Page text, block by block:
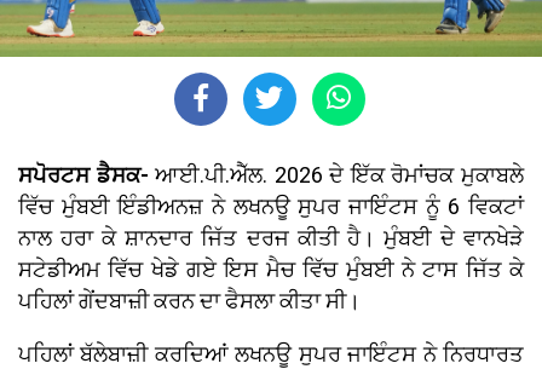
ਸਪੋਰਟਸ ਡੈਸਕ- ਆਈ.ਪੀ.ਐੱਲ. 2026 ਦੇ ਇੱਕ ਰੋਮਾਂਚਕ ਮੁਕਾਬਲੇ
ਵਿੱਚ ਮੁੰਬਈ ਇੰਡੀਅਨਜ਼ ਨੇ ਲਖਨਊ ਸੁਪਰ ਜਾਇੰਟਸ ਨੂੰ 6 ਵਿਕਟਾਂ
ਨਾਲ ਹਰਾ ਕੇ ਸ਼ਾਨਦਾਰ ਜਿੱਤ ਦਰਜ ਕੀਤੀ ਹੈ। ਮੁੰਬਈ ਦੇ ਵਾਨਖੇੜੇ
ਸਟੇਡੀਅਮ ਵਿੱਚ ਖੇਡੇ ਗਏ ਇਸ ਮੈਚ ਵਿੱਚ ਮੁੰਬਈ ਨੇ ਟਾਸ ਜਿੱਤ ਕੇ
ਪਹਿਲਾਂ ਗੇਂਦਬਾਜ਼ੀ ਕਰਨ ਦਾ ਫੈਸਲਾ ਕੀਤਾ ਸੀ।
ਪਹਿਲਾਂ ਬੱਲੇਬਾਜ਼ੀ ਕਰਦਿਆਂ ਲਖਨਊ ਸੁਪਰ ਜਾਇੰਟਸ ਨੇ ਨਿਰਧਾਰਤ